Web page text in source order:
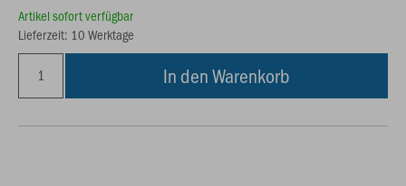
Artikel sofort verfügbar
Lieferzeit: 10 Werktage
In den Warenkorb